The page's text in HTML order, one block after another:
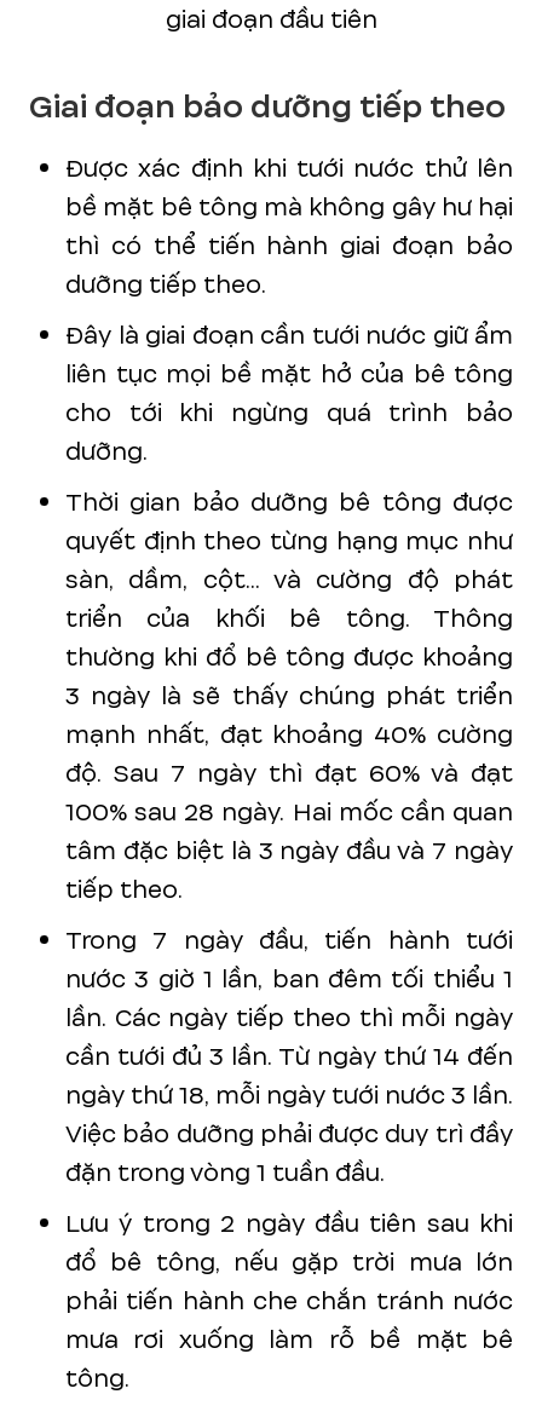
giai đoạn đầu tiên
Giai đoạn bảo dưỡng tiếp theo
Được xác định khi tưới nước thử lên
bề mặt bê tông mà không gây hư hại
thì có thể tiến hành giai đoạn bảo
dưỡng tiếp theo.
Đây là giai đoạn cần tưới nước giữ ẩm
liên tục mọi bề mặt hở của bê tông
cho tới khi ngừng quá trình bảo
dưỡng.
Thời gian bảo dưỡng bê tông được
quyết định theo từng hạng mục như
sàn, dầm, cột... và cường độ phát
triển của khối bê tông. Thông
thường khi đổ bê tông được khoảng
3 ngày là sẽ thấy chúng phát triển
mạnh nhất, đạt khoảng 40% cường
độ. Sau 7 ngày thì đạt 60% và đạt
100% sau 28 ngày. Hai mốc cần quan
tâm đặc biệt là 3 ngày đầu và 7 ngày
tiếp theo.
Trong 7 ngày đầu, tiến hành tưới
nước 3 giờ 1 lần, ban đêm tối thiểu 1
lần. Các ngày tiếp theo thì mỗi ngày
cần tưới đủ 3 lần. Từ ngày thứ 14 đến
ngày thứ 18, mỗi ngày tưới nước 3 lần.
Việc bảo dưỡng phải được duy trì đầy
đặn trong vòng 1 tuần đầu.
Lưu ý trong 2 ngày đầu tiên sau khi
đổ bê tông, nếu gặp trời mưa lớn
phải tiến hành che chắn tránh nước
mưa rơi xuống làm rỗ bề mặt bê
tông.